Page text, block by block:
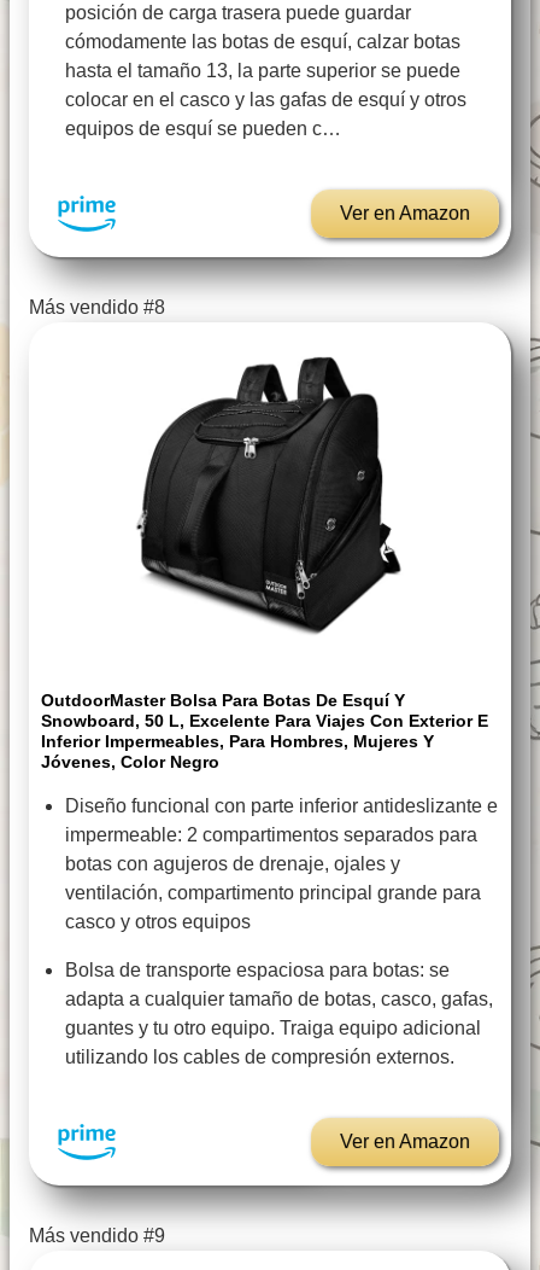
posición de carga trasera puede guardar
cómodamente las botas de esquí, calzar botas
hasta el tamaño 13, la parte superior se puede
colocar en el casco y las gafas de esquí y otros
equipos de esquí se pueden c…
Ver en Amazon
Más vendido #8
OutdoorMaster Bolsa Para Botas De Esquí Y
Snowboard, 50 L, Excelente Para Viajes Con Exterior E
Inferior Impermeables, Para Hombres, Mujeres Y
Jóvenes, Color Negro
Diseño funcional con parte inferior antideslizante e
impermeable: 2 compartimentos separados para
botas con agujeros de drenaje, ojales y
ventilación, compartimento principal grande para
casco y otros equipos
Bolsa de transporte espaciosa para botas: se
adapta a cualquier tamaño de botas, casco, gafas,
guantes y tu otro equipo. Traiga equipo adicional
utilizando los cables de compresión externos.
Ver en Amazon
Más vendido #9